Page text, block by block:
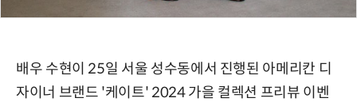
배우 수현이 25일 서울 성수동에서 진행된 아메리칸 디
자이너 브랜드 '케이트' 2024 가을 컬렉션 프리뷰 이벤